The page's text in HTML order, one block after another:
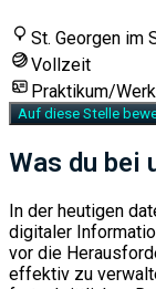
St. Georgen im
Vollzeit
Praktikum/
Auf diese Stelle
Was du bei
In der heutigen
digitaler
vor die
effektiv zu